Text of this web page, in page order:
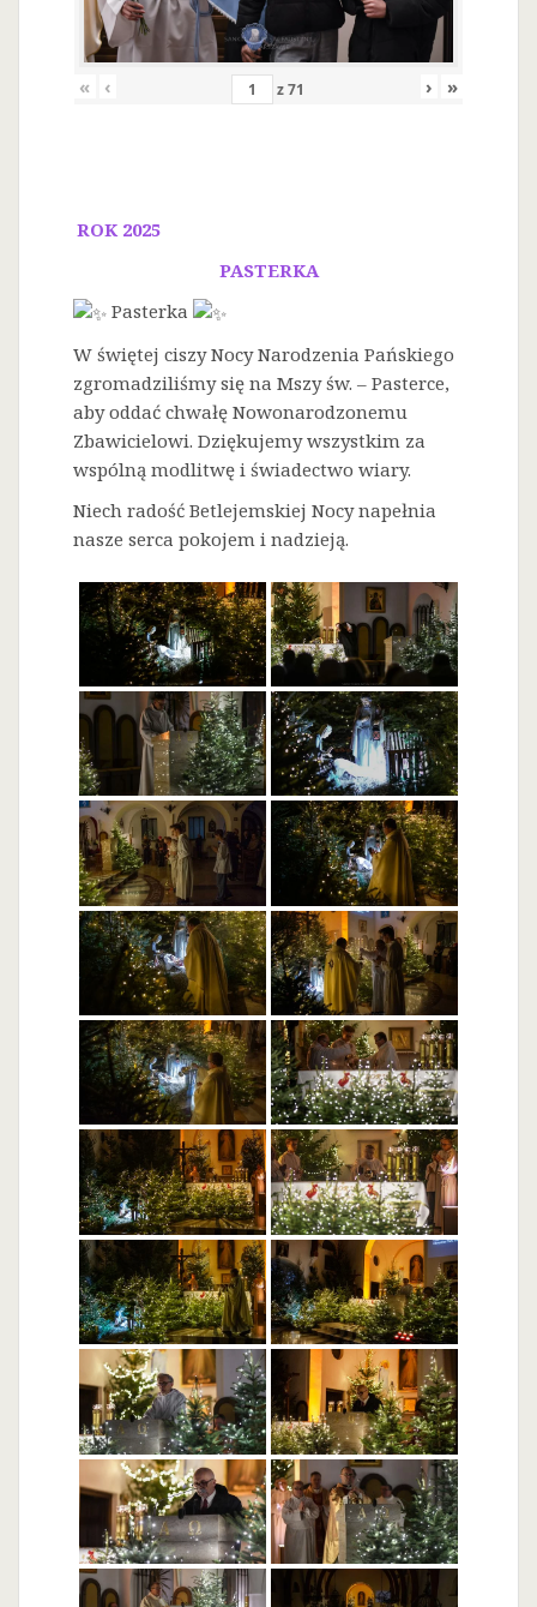
« ‹ z71 › »
ROK 2025
PASTERKA
Pasterka
W świętej ciszy Nocy Narodzenia Pańskiego
zgromadziliśmy się na Mszy św. – Pasterce,
aby oddać chwałę Nowonarodzonemu
Zbawicielowi. Dziękujemy wszystkim za
wspólną modlitwę i świadectwo wiary.
Niech radość Betlejemskiej Nocy napełnia
nasze serca pokojem i nadzieją.